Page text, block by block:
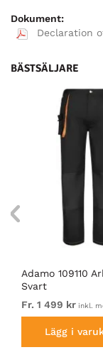
Dokument:
Declaration
BÄSTSÄLJARE
Adamo 109110
Svart
Fr. 1 499 kr inkl.
Lägg i